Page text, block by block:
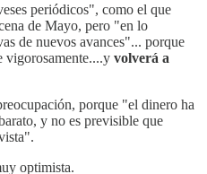
periódicos", como el que
de Mayo, pero "en lo
de nuevos avances"... porque
vigorosamente....y volverá a
porque "el dinero ha
y no es previsible que
optimista.